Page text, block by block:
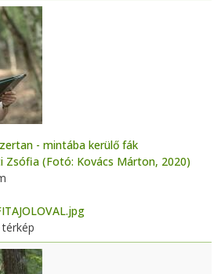
- mintába kerülő fák
Zsófia (Fotó: Kovács Márton, 2020)